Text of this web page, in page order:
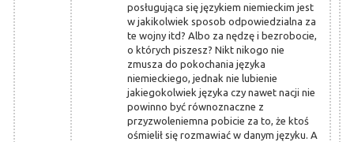
posługująca się językiem niemieckim jest
w jakikolwiek sposob odpowiedzialna za
te wojny itd? Albo za nędzę i bezrobocie,
o których piszesz? Nikt nikogo nie
zmusza do pokochania języka
niemieckiego, jednak nie lubienie
jakiegokolwiek języka czy nawet nacji nie
powinno być równoznaczne z
przyzwoleniemna pobicie za to, że ktoś
ośmielił się rozmawiać w danym języku. A